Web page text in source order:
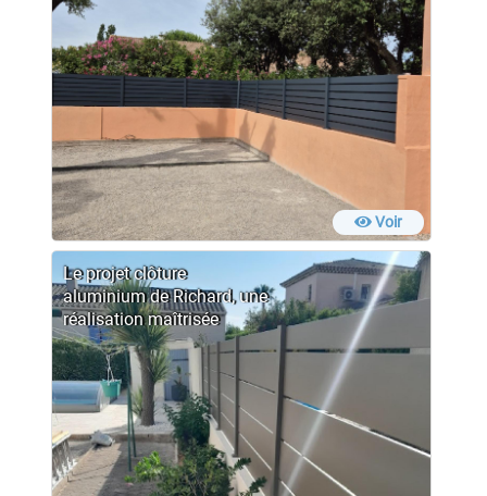
Voir
Le projet clôture
aluminium de Richard, une
réalisation maîtrisée